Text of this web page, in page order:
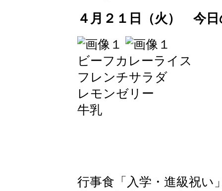
４月２１日（火） 今日
ビーフカレーライス
フレンチサラダ
レモンゼリー
牛乳
行事食「入学・進級祝